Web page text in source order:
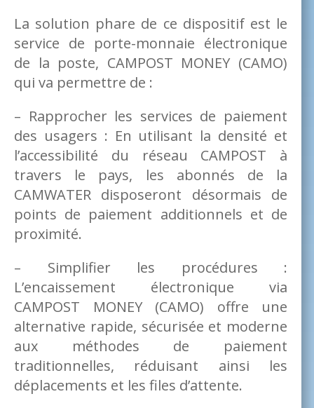
La solution phare de ce dispositif est le
service de porte-monnaie électronique
de la poste, CAMPOST MONEY (CAMO)
qui va permettre de :
– Rapprocher les services de paiement
des usagers : En utilisant la densité et
l’accessibilité du réseau CAMPOST à
travers le pays, les abonnés de la
CAMWATER disposeront désormais de
points de paiement additionnels et de
proximité.
– Simplifier les procédures :
L’encaissement électronique via
CAMPOST MONEY (CAMO) offre une
alternative rapide, sécurisée et moderne
aux méthodes de paiement
traditionnelles, réduisant ainsi les
déplacements et les files d’attente.